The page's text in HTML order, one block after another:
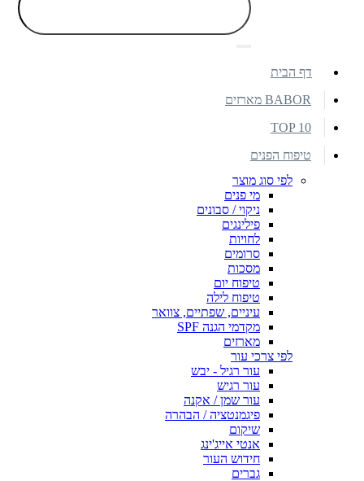
דף הבית
BABOR מארזים
TOP 10
טיפוח הפנים
לפי סוג מוצר
מי פנים
ניקוי / סבונים
פילינגים
לחויות
סרומים
מסכות
טיפוח יום
טיפוח לילה
עיניים, שפתיים, צוואר
מקדמי הגנה SPF
מארזים
לפי צרכי עור
עור רגיל - יבש
עור רגיש
עור שמן / אקנה
פיגמנטציה / הבהרה
שיקום
אנטי אייג'ינג
חידוש העור
גברים